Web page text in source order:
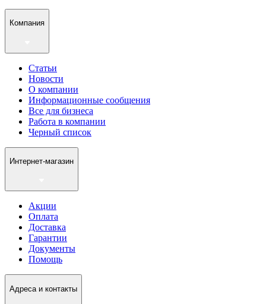
Компания
Статьи
Новости
О компании
Информационные сообщения
Все для бизнеса
Работа в компании
Черный список
Интернет-магазин
Акции
Оплата
Доставка
Гарантии
Документы
Помощь
Адреса и контакты